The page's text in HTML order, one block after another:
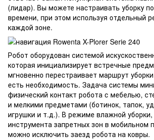
(лидар). Вы можете настраивать уборку
времени, при этом используя отдельный
каждой зоне.
Робот оборудован системой
которая инициализирует встречные
мгновенно перестраивает маршрут
есть необходимость. Задача системы
физический контакт робота с мебелью,
и мелкими предметами (ботинок, тапок,
игрушки и т.д.). В режиме влажной
инструмента запретных зон в мобильном
можно исключить заезд робота на ковры.